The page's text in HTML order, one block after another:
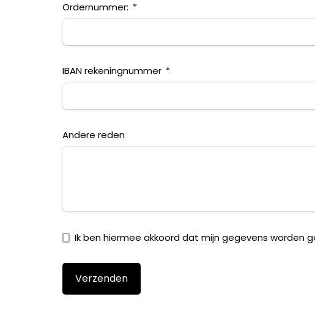
Ordernummer:
IBAN rekeningnummer
Andere reden
Ik ben hiermee akkoord dat mijn gegevens worden
Verzenden